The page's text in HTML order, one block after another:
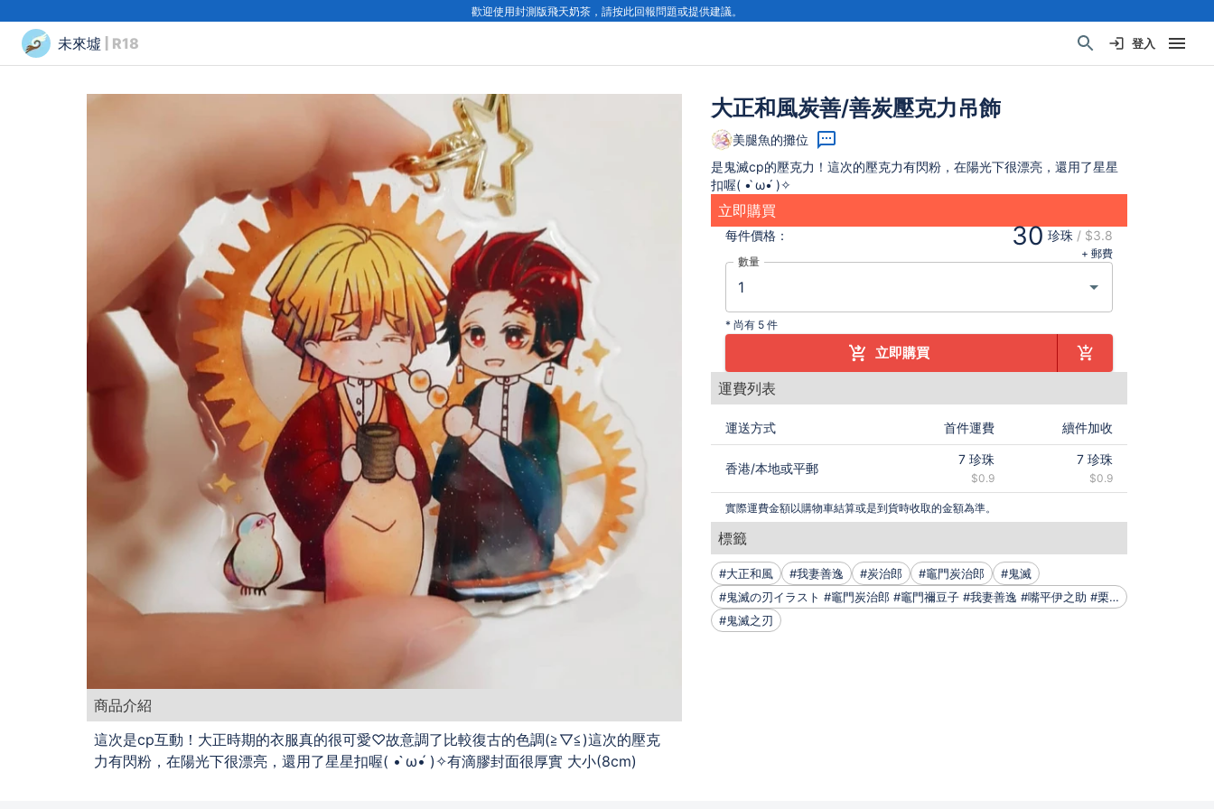
歡迎使用封測版飛天奶茶，請按此回報問題或提供建議。
未來墟 | R18 登入
商品介紹
這次是cp互動！大正時期的衣服真的很可愛♡故意調了比較復古的色調(≧▽≦)這次的壓克
力有閃粉，在陽光下很漂亮，還用了星星扣喔( • ̀ω•́ )✧有滴膠封面很厚實 大小(8cm)
大正和風炭善/善炭壓克力吊飾
美腿魚的攤位
是鬼滅cp的壓克力！這次的壓克力有閃粉，在陽光下很漂亮，還用了星星
扣喔( • ̀ω•́ )✧
立即購買
每件價格： 30 珍珠 / $3.8
+ 郵費
數量
* 尚有 5 件
立即購買
運費列表
運送方式 首件運費 續件加收
香港/本地或平郵
7珍珠
$0.9
7珍珠
$0.9
實際運費金額以購物車結算或是到貨時收取的金額為準。
標籤
#大正和風 #我妻善逸 #炭治郎 #竈門炭治郎
#鬼滅
#鬼滅の刃イラスト #竈門炭治郎 #竈門禰豆子 #我妻善逸 #嘴平伊之助 #栗花落カナヲ #胡蝶しのぶ #胡蝶カナエ #冨岡義勇 #錆兎 #真菰 #伊黒小芭内 #甘露寺蜜璃 #宇髄天元 #鬼舞辻無惨 #煉獄杏寿郎 #不死川実弥 #不死川玄弥 #時透無一郎 #悲嗚嶼行冥
#鬼滅之刃